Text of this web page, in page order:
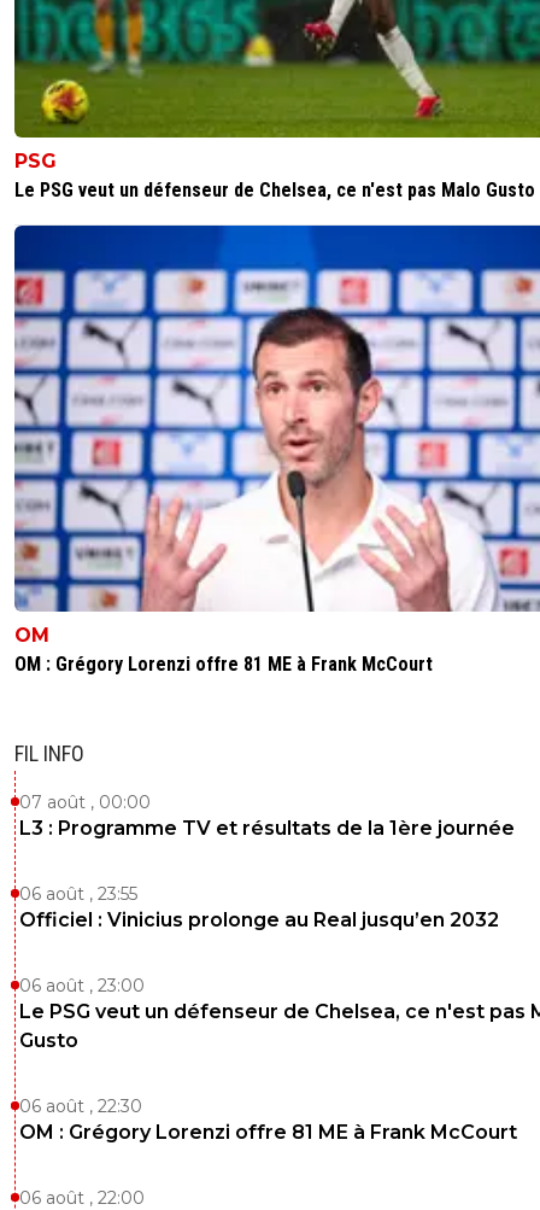
PSG
Le PSG veut un défenseur de Chelsea, ce n'est pas Malo Gusto
OM
OM : Grégory Lorenzi offre 81 ME à Frank McCourt
FIL INFO
07 août , 00:00
L3 : Programme TV et résultats de la 1ère journée
06 août , 23:55
Officiel : Vinicius prolonge au Real jusqu’en 2032
06 août , 23:00
Le PSG veut un défenseur de Chelsea, ce n'est pas
Gusto
06 août , 22:30
OM : Grégory Lorenzi offre 81 ME à Frank McCourt
06 août , 22:00